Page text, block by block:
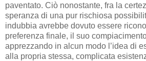
paventato. Ciò nonostante, fra la
speranza di una pur rischiosa
indubbia avrebbe dovuto essere
preferenza finale, il suo
apprezzando in alcun modo l’idea di
alla propria stessa, complicata